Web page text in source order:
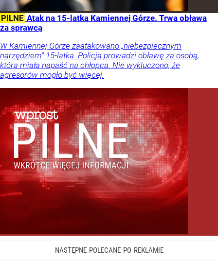
PILNE Atak na 15-latka Kamiennej Górze. Trwa obława
za sprawcą
W Kamiennej Górze zaatakowano „niebezpiecznym
narzędziem” 15-latka. Policja prowadzi obławę za osobą,
która miała napaść na chłopca. Nie wykluczono, że
agresorów mogło być więcej.